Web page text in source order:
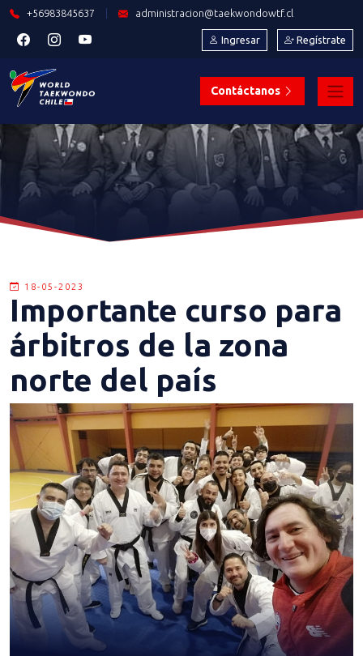
18-05-2023
Importante curso para
árbitros de la zona
norte del país
+56983845637 administracion@taekwondowtf.cl
Ingresar Regístrate
Contáctanos